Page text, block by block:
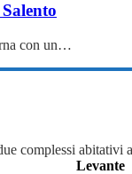
con un…
complessi abitativi
Levante